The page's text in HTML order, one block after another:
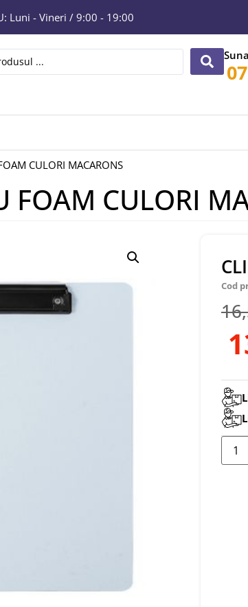
Luni - Vineri / 9:00 - 19:00
CULORI MACARONS
FOAM CULORI
Cod